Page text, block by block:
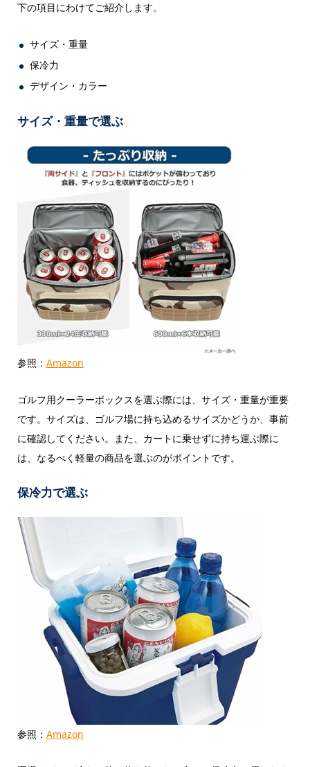
下の項目にわけてご紹介します。
サイズ・重量
保冷力
デザイン・カラー
サイズ・重量で選ぶ
参照： Amazon
ゴルフ用クーラーボックスを選ぶ際には、サイズ・重量が重要
です。サイズは、ゴルフ場に持ち込めるサイズかどうか、事前
に確認してください。また、カートに乗せずに持ち運ぶ際に
は、なるべく軽量の商品を選ぶのがポイントです。
保冷力で選ぶ
参照： Amazon